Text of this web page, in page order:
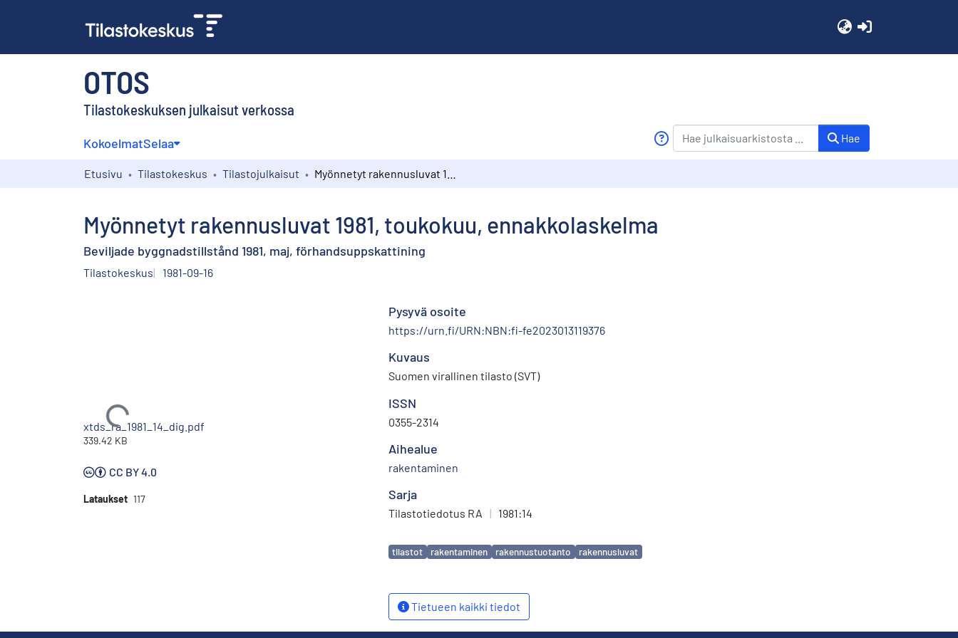
OTOS
Tilastokeskuksen julkaisut verkossa
KokoelmatSelaa Hae
Etusivu Tilastokeskus Tilastojulkaisut
Myönnetyt rakennusluvat 1981, toukokuu, ennakkolaskelma
Beviljade byggnadstillstånd 1981, maj, förhandsuppskattining
Tilastokeskus 1981-09-16
Ladataan...
xtds_ra_1981_14_dig.pdf
339.42 KB
CC BY 4.0
Lataukset 117
Pysyvä osoite
https://urn.fi/URN:NBN:fi-fe2023013119376
Kuvaus
Suomen virallinen tilasto (SVT)
ISSN
0355-2314
Aihealue
rakentaminen
Sarja
Tilastotiedotus RA | 1981:14
Avainsanat
tilastot rakentaminen rakennustuotanto rakennusluvat
Tietueen kaikki tiedot